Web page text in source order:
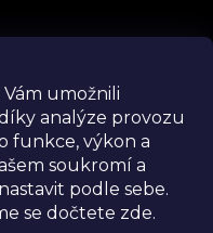
umožnili
analýze provozu
funkce, výkon a
soukromí a
podle sebe.
se dočtete zde.